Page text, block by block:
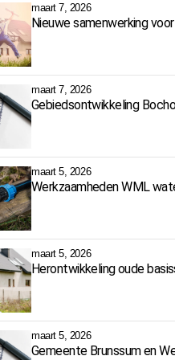
maart 7, 2026
Nieuwe samenwerking
maart 7, 2026
Gebiedsontwikkeling
maart 5, 2026
Werkzaamheden WML
maart 5, 2026
Herontwikkeling oude
maart 5, 2026
Gemeente Brunssum en